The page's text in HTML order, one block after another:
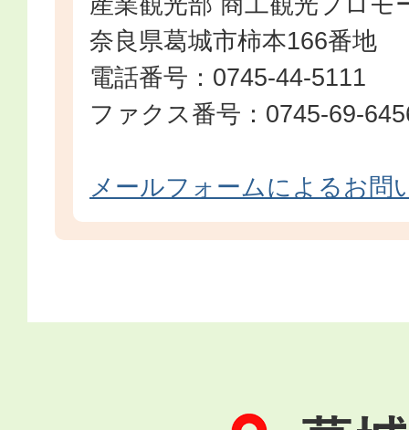
奈良県葛城市柿本166番地
電話番号：0745-44-5111
ファクス番号：0745-69-
メールフォームによるお問